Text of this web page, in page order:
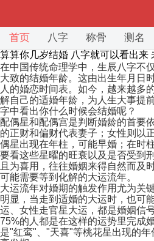
首页 八字 称骨 测名
算算你几岁结婚 八字就可以看出来
在中国传统命理学中，生辰八字不
大致的结婚年龄。这由出生年月日
人的婚恋时间表。如今，越来越多
解自己的适婚年龄，为人生大事提
字中看出你什么时候会结婚呢？
配偶星和配偶宫是判断婚龄的首要
的正财和偏财代表妻子；女性则以
偶星出现在年柱，可能早婚；在时
要看这些星曜的旺衰以及是否受到
且为喜用，往往婚姻来得自然而及
可能需要等到化解的大运流年。
大运流年对婚期的触发作用尤为关
明显，当走到适婚的大运时，也可
运、女性走官星大运，都是婚姻信
75%的人都是在这样的运势里完成
是"红鸾"、"天喜"等桃花星出现的